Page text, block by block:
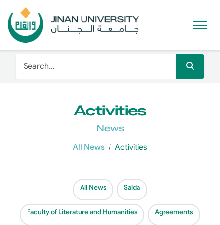
Activities
News
All News Activities
All News Saida
Faculty of Literature and Humanities Agreements